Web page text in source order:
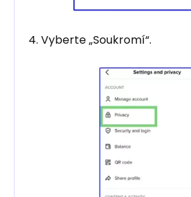
4. Vyberte „Soukromí“.